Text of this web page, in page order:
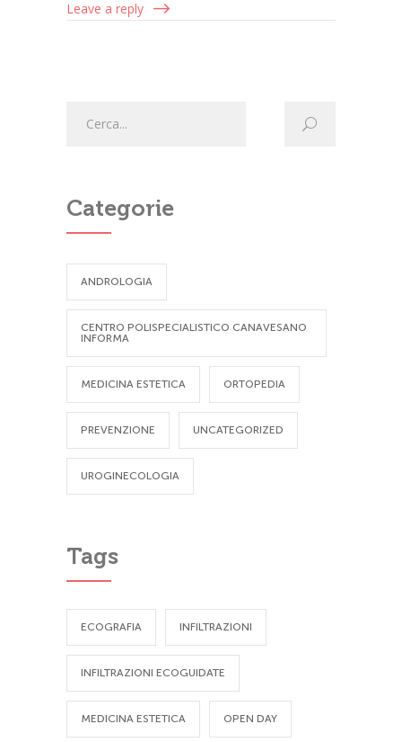
Leave a reply
Categorie
ANDROLOGIA
CENTRO POLISPECIALISTICO CANAVESANO
INFORMA
MEDICINA ESTETICA ORTOPEDIA
PREVENZIONE UNCATEGORIZED
UROGINECOLOGIA
Tags
ECOGRAFIA INFILTRAZIONI
INFILTRAZIONI ECOGUIDATE
MEDICINA ESTETICA OPEN DAY